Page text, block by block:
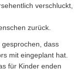
verschluckt,
zurück.
dass
mit eingeplant hat.
für Kinder enden